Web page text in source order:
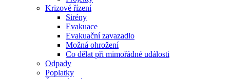
Krizové řízení
Sirény
Evakuace
Evakuační zavazadlo
Možná ohrožení
Co dělat při mimořádné události
Odpady
Poplatky